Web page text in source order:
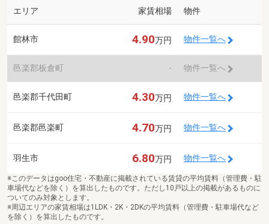
エリア 家賃相場 物件
館林市 4.90万円 物件一覧へ
邑楽郡板倉町 - 物件一覧へ
邑楽郡千代田町 4.30万円 物件一覧へ
邑楽郡邑楽町 4.70万円 物件一覧へ
羽生市 6.80万円 物件一覧へ
※このデータはgoo住宅・不動産に掲載されている賃貸の平均賃料（管理費・駐
車場代などを除く）を算出したものです。ただし10戸以上の掲載があるものに
ついてのみ対象とします。
※周辺エリアの家賃相場は1LDK・2K・2DKの平均賃料（管理費・駐車場代など
を除く）を算出したものです。